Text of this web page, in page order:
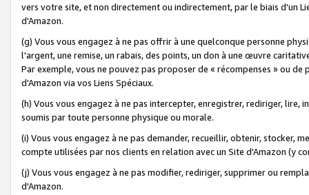
vers votre site, et non directement ou indirectement, par le biais d'un
d'Amazon.
(g) Vous vous engagez à ne pas offrir à une quelconque personne
l'argent, une remise, un rabais, des points, un don à une œuvre
Par exemple, vous ne pouvez pas proposer de « récompenses » ou
d'Amazon via vos Liens Spéciaux.
(h) Vous vous engagez à ne pas intercepter, enregistrer, rediriger,
soumis par toute personne physique ou morale.
(i) Vous vous engagez à ne pas demander, recueillir, obtenir, stocker,
compte utilisées par nos clients en relation avec un Site d'Amazon (y
(j) Vous vous engagez à ne pas modifier, rediriger, supprimer ou
d'Amazon.